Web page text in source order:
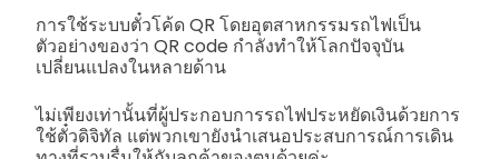
การใช้ระบบตั๋วโค้ด QR โดยอุตสาหกรรมรถไฟเป็น
ตัวอย่างของว่า QR code กำลังทำให้โลกปัจจุบัน
เปลี่ยนแปลงในหลายด้าน
ไม่เพียงเท่านั้นที่ผู้ประกอบการรถไฟประหยัดเงินด้วยการ
ใช้ตั๋วดิจิทัล แต่พวกเขายังนำเสนอประสบการณ์การเดิน